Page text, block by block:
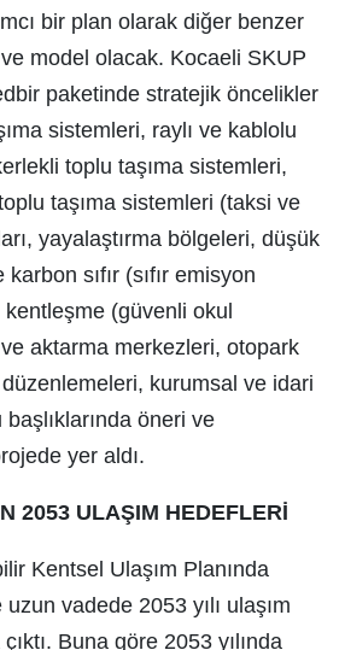
bir plan olarak diğer benzer
model olacak. Kocaeli SKUP
paketinde stratejik öncelikler
sistemleri, raylı ve kablolu
toplu taşıma sistemleri,
taşıma sistemleri (taksi ve
yayalaştırma bölgeleri, düşük
sıfır (sıfır emisyon
(güvenli okul
aktarma merkezleri, otopark
kurumsal ve idari
öneri ve
yer aldı.
2053 ULAŞIM HEDEFLERİ
Kentsel Ulaşım Planında
vadede 2053 yılı ulaşım
Buna göre 2053 yılında